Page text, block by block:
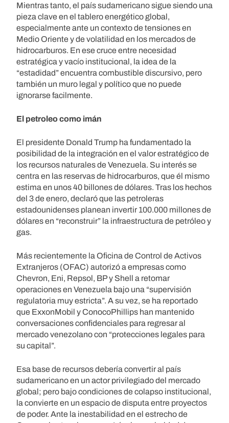
Mientras tanto, el país sudamericano sigue siendo una
pieza clave en el tablero energético global,
especialmente ante un contexto de tensiones en
Medio Oriente y de volatilidad en los mercados de
hidrocarburos. En ese cruce entre necesidad
estratégica y vacío institucional, la idea de la
“estadidad” encuentra combustible discursivo, pero
también un muro legal y político que no puede
ignorarse facilmente.
El petroleo como imán
El presidente Donald Trump ha fundamentado la
posibilidad de la integración en el valor estratégico de
los recursos naturales de Venezuela. Su interés se
centra en las reservas de hidrocarburos, que él mismo
estima en unos 40 billones de dólares. Tras los hechos
del 3 de enero, declaró que las petroleras
estadounidenses planean invertir 100.000 millones de
dólares en “reconstruir” la infraestructura de petróleo y
gas.
Más recientemente la Oficina de Control de Activos
Extranjeros (OFAC) autorizó a empresas como
Chevron, Eni, Repsol, BP y Shell a retomar
operaciones en Venezuela bajo una “supervisión
regulatoria muy estricta”. A su vez, se ha reportado
que ExxonMobil y ConocoPhillips han mantenido
conversaciones confidenciales para regresar al
mercado venezolano con “protecciones legales para
su capital”.
Esa base de recursos debería convertir al país
sudamericano en un actor privilegiado del mercado
global; pero bajo condiciones de colapso institucional,
la convierte en un espacio de disputa entre proyectos
de poder. Ante la inestabilidad en el estrecho de